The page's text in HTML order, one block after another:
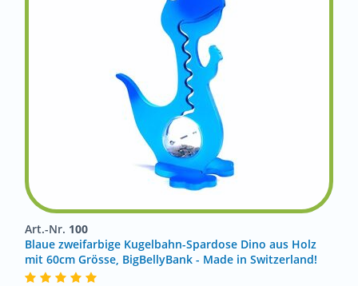
Art.-Nr. 100
Blaue zweifarbige Kugelbahn-Spardose Dino aus Holz
mit 60cm Grösse, BigBellyBank - Made in Switzerland!